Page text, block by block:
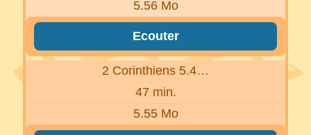
5.56 Mo
Ecouter
2 Corinthiens 5.4…
47 min.
5.55 Mo